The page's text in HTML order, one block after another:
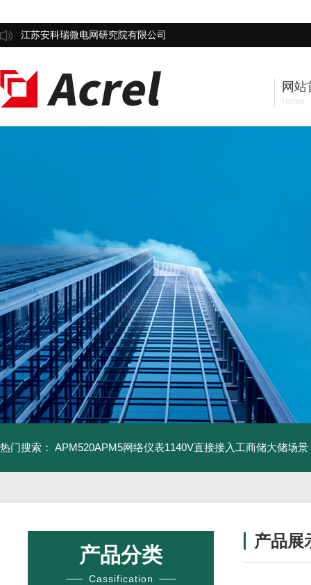
江苏安科瑞微电网研究院有限公司
网站
Home
热门搜索： APM520APM5网络仪表1140V直接接入工商储大储场景
产品分类
Cassification
产品展